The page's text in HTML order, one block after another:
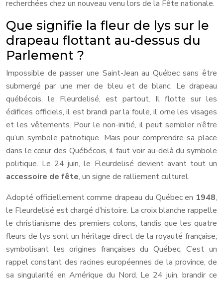
recherchées chez un nouveau venu lors de la Fête nationale.
Que signifie la fleur de lys sur le
drapeau flottant au-dessus du
Parlement ?
Impossible de passer une Saint-Jean au Québec sans être
submergé par une mer de bleu et de blanc. Le drapeau
québécois, le Fleurdelisé, est partout. Il flotte sur les
édifices officiels, il est brandi par la foule, il orne les visages
et les vêtements. Pour le non-initié, il peut sembler n’être
qu’un symbole patriotique. Mais pour comprendre sa place
dans le cœur des Québécois, il faut voir au-delà du symbole
politique. Le 24 juin, le Fleurdelisé devient avant tout un
accessoire de fête, un signe de ralliement culturel.
Adopté officiellement comme drapeau du Québec en 1948,
le Fleurdelisé est chargé d’histoire. La croix blanche rappelle
le christianisme des premiers colons, tandis que les quatre
fleurs de lys sont un héritage direct de la royauté française,
symbolisant les origines françaises du Québec. C’est un
rappel constant des racines européennes de la province, de
sa singularité en Amérique du Nord. Le 24 juin, brandir ce